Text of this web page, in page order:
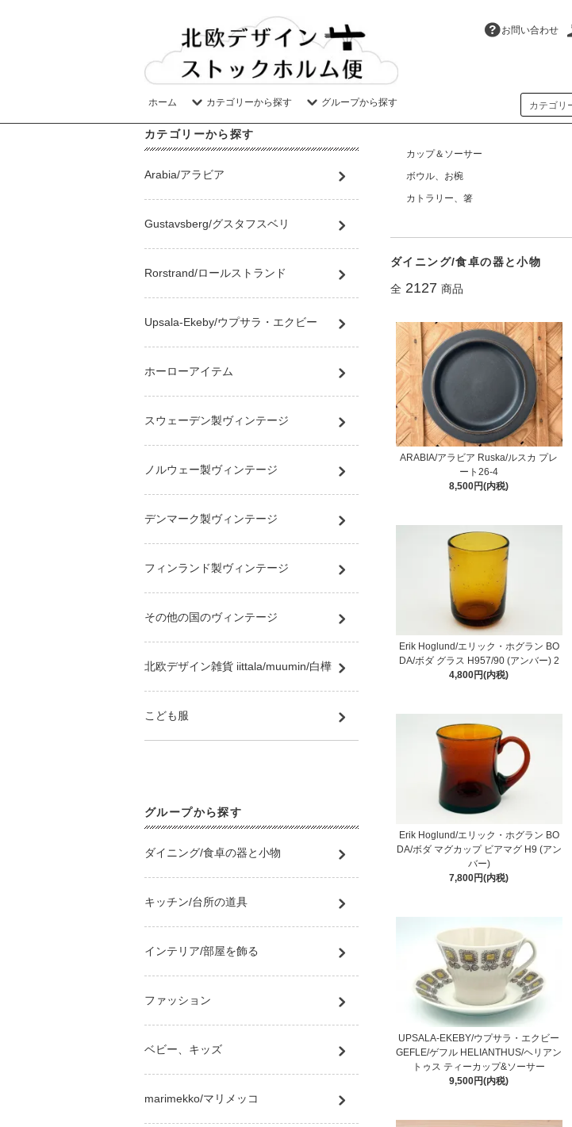
お問い合わせ
ホーム カテゴリーから探す グループから探す
ホーム
カップ＆ソーサー
ボウル、お椀
カトラリー、箸
ダイニング/食卓の器と小物
全 2127 商品
ARABIA/アラビア Ruska/ルスカ プレ
ート26-4
8,500円(内税)
Erik Hoglund/エリック・ホグラン BO
DA/ボダ グラス H957/90 (アンバー) 2
4,800円(内税)
Erik Hoglund/エリック・ホグラン BO
DA/ボダ マグカップ ビアマグ H9 (アン
バー)
7,800円(内税)
UPSALA-EKEBY/ウプサラ・エクビー
GEFLE/ゲフル HELIANTHUS/ヘリアン
トゥス ティーカップ&ソーサー
9,500円(内税)
カテゴリーから探す
Arabia/アラビア
Gustavsberg/グスタフスベリ
Rorstrand/ロールストランド
Upsala-Ekeby/ウプサラ・エクビー
ホーローアイテム
スウェーデン製ヴィンテージ
ノルウェー製ヴィンテージ
デンマーク製ヴィンテージ
フィンランド製ヴィンテージ
その他の国のヴィンテージ
北欧デザイン雑貨 iittala/muumin/白樺
こども服
グループから探す
ダイニング/食卓の器と小物
キッチン/台所の道具
インテリア/部屋を飾る
ファッション
ベビー、キッズ
marimekko/マリメッコ